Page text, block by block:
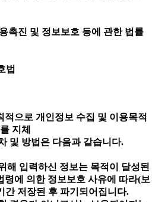
촉진 및 정보보호 등에 관한 법률
법
으로 개인정보 수집 및 이용목적
지체
및 방법은 다음과 같습니다.
입력하신 정보는 목적이 달성된
령에 의한 정보보호 사유에 따라(보
간 저장된 후 파기되어집니다.